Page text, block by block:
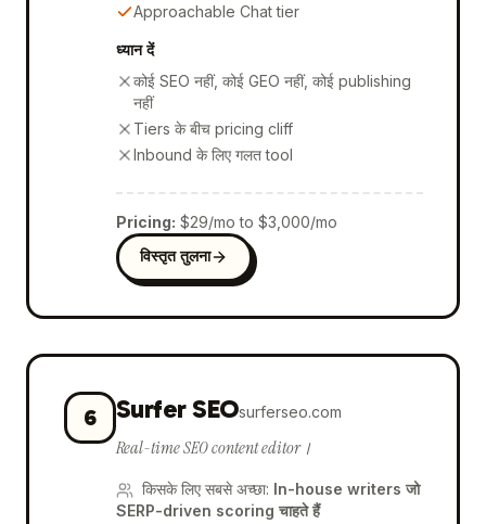
Approachable Chat tier
ध्यान दें
कोई SEO नहीं, कोई GEO नहीं, कोई publishing
नहीं
Tiers के बीच pricing cliff
Inbound के लिए गलत tool
Pricing: $29/mo to $3,000/mo
विस्तृत तुलना
6 Surfer SEOsurferseo.com
Real-time SEO content editor।
किसके लिए सबसे अच्छा: In-house writers जो
SERP-driven scoring चाहते हैं